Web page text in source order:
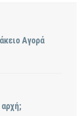
Αγορά